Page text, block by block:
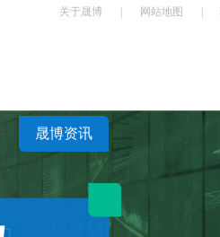
关于晟博 网站地图
晟博资讯